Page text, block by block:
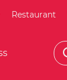
Restaurant